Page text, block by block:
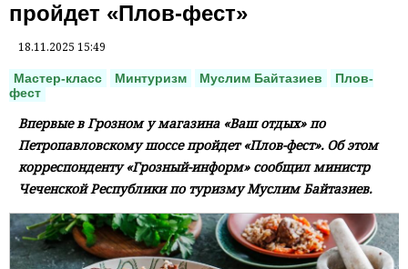
пройдет «Плов-фест»
18.11.2025 15:49
Мастер-класс Минтуризм Муслим Байтазиев
Плов-
фест
Впервые в Грозном у магазина «Ваш отдых» по
Петропавловскому шоссе пройдет «Плов-фест». Об этом
корреспонденту «Грозный-информ» сообщил министр
Чеченской Республики по туризму Муслим Байтазиев.